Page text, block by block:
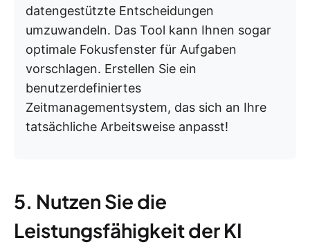
datengestützte Entscheidungen
umzuwandeln. Das Tool kann Ihnen sogar
optimale Fokusfenster für Aufgaben
vorschlagen. Erstellen Sie ein
benutzerdefiniertes
Zeitmanagementsystem, das sich an Ihre
tatsächliche Arbeitsweise anpasst!
5. Nutzen Sie die
Leistungsfähigkeit der KI